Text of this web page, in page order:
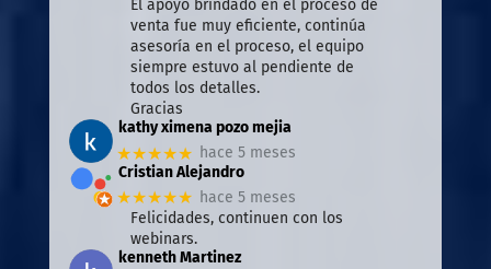
El apoyo brindado en el proceso de
venta fue muy eficiente, continúa
asesoría en el proceso, el equipo
siempre estuvo al pendiente de
todos los detalles.
Gracias
kathy ximena pozo mejia
★★★★★ hace 5 meses
Cristian Alejandro
★★★★★ hace 5 meses
Felicidades, continuen con los
webinars.
kenneth Martinez